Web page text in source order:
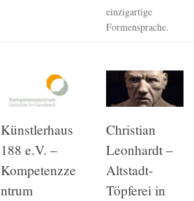
einzigartige
Formensprache.
Künstlerhaus
188 e.V. –
Kompetenzze
ntrum
Christian
Leonhardt –
Altstadt-
Töpferei in